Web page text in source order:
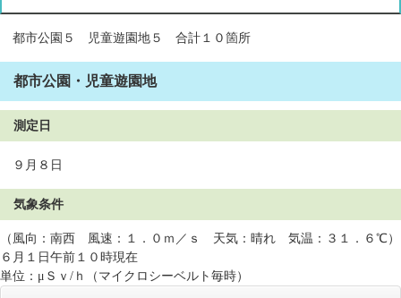
都市公園５ 児童遊園地５ 合計１０箇所
都市公園・児童遊園地
測定日
９月８日
気象条件
（風向：南西 風速：１．０ｍ／ｓ 天気：晴れ 気温：３１．６℃）
６月１日午前１０時現在
単位：μＳｖ/ｈ（マイクロシーベルト毎時）